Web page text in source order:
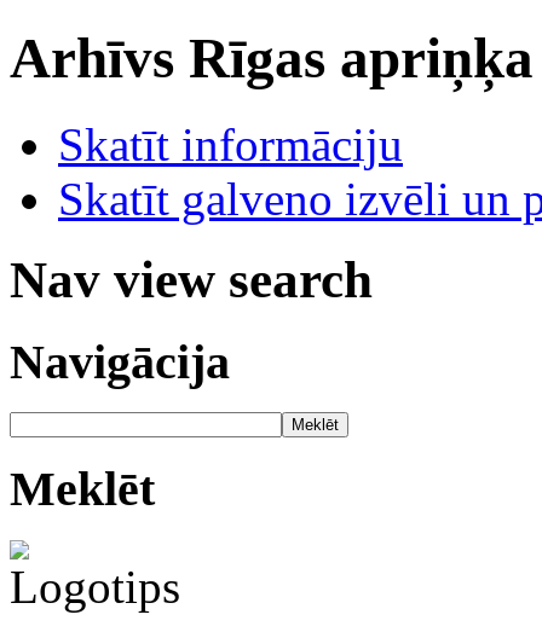
Arhīvs Rīgas
Skatīt informāciju
Skatīt galveno izvēli un
Nav view search
Navigācija
Meklēt
Meklēt